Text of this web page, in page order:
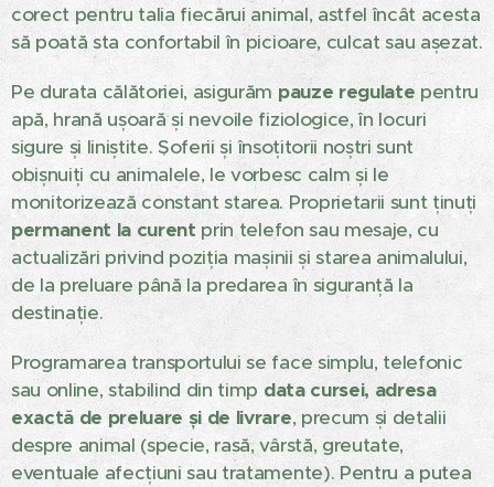
corect pentru talia fiecărui animal, astfel încât acesta
să poată sta confortabil în picioare, culcat sau așezat.
Pe durata călătoriei, asigurăm pauze regulate pentru
apă, hrană ușoară și nevoile fiziologice, în locuri
sigure și liniștite. Șoferii și însoțitorii noștri sunt
obișnuiți cu animalele, le vorbesc calm și le
monitorizează constant starea. Proprietarii sunt ținuți
permanent la curent prin telefon sau mesaje, cu
actualizări privind poziția mașinii și starea animalului,
de la preluare până la predarea în siguranță la
destinație.
Programarea transportului se face simplu, telefonic
sau online, stabilind din timp data cursei, adresa
exactă de preluare și de livrare, precum și detalii
despre animal (specie, rasă, vârstă, greutate,
eventuale afecțiuni sau tratamente). Pentru a putea